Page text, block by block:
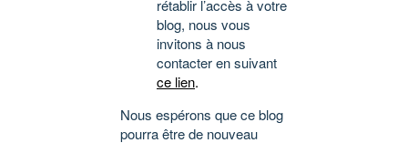
rétablir l’accès à votre
blog, nous vous
invitons à nous
contacter en suivant
ce lien.
Nous espérons que ce blog
pourra être de nouveau